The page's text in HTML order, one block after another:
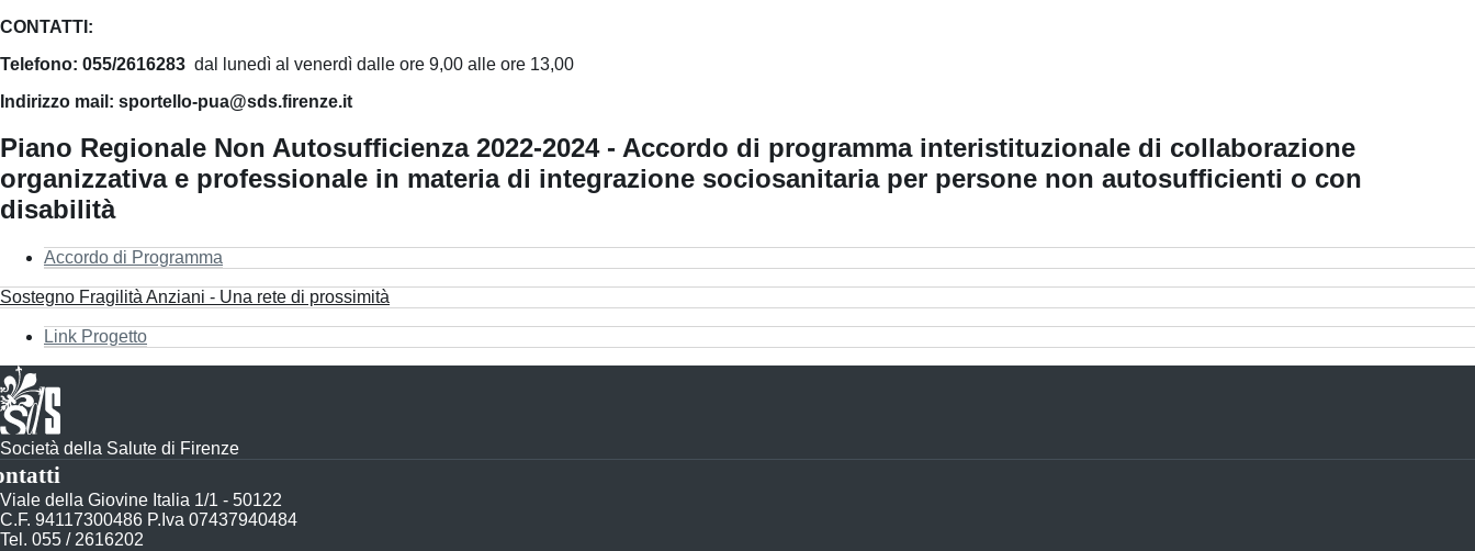
CONTATTI:
Telefono: 055/2616283 dal
lunedì al venerdì dalle ore 9,00 alle ore 13,00
Indirizzo mail: sportello-pua@sds.firenze.it
Piano Regionale Non Autosufficienza 2022-2024 - Accordo di programma interistituzionale di collaborazione
organizzativa e professionale in materia di integrazione sociosanitaria per persone non autosufficienti o con
disabilità
Accordo di Programma
Sostegno Fragilità Anziani - Una rete di prossimità
Link Progetto
Società della Salute di Firenze
Viale della Giovine Italia 1/1 - 50122
C.F. 94117300486 P.Iva 07437940484
Tel. 055 / 2616202